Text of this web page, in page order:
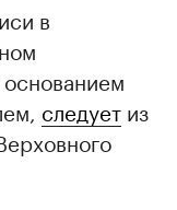
в
следует из